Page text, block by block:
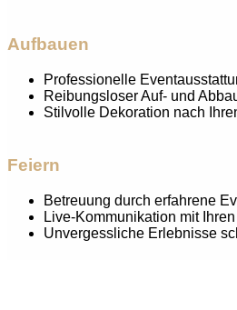
Aufbauen
Professionelle
Reibungsloser Auf- und
Stilvolle Dekoration nach
Feiern
Betreuung durch erfahrene
Live-Kommunikation mit
Unvergessliche Erlebnisse